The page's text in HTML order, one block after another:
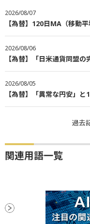
2026/08/07
【為替】120日MA（移動
2026/08/06
【為替】「日米通貨同盟
2026/08/05
【為替】「異常な円安」と
過去
関連用語一覧